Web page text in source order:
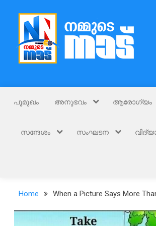
Nammude
നമ്മുടെ നാട്
പൂമുഖം അനുഭവം ആരോഗ്യം
സന്ദേശം സംഘടന
Home When a Picture Says More